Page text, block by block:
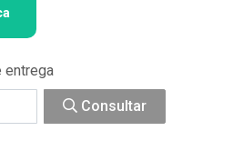
entrega
Consultar